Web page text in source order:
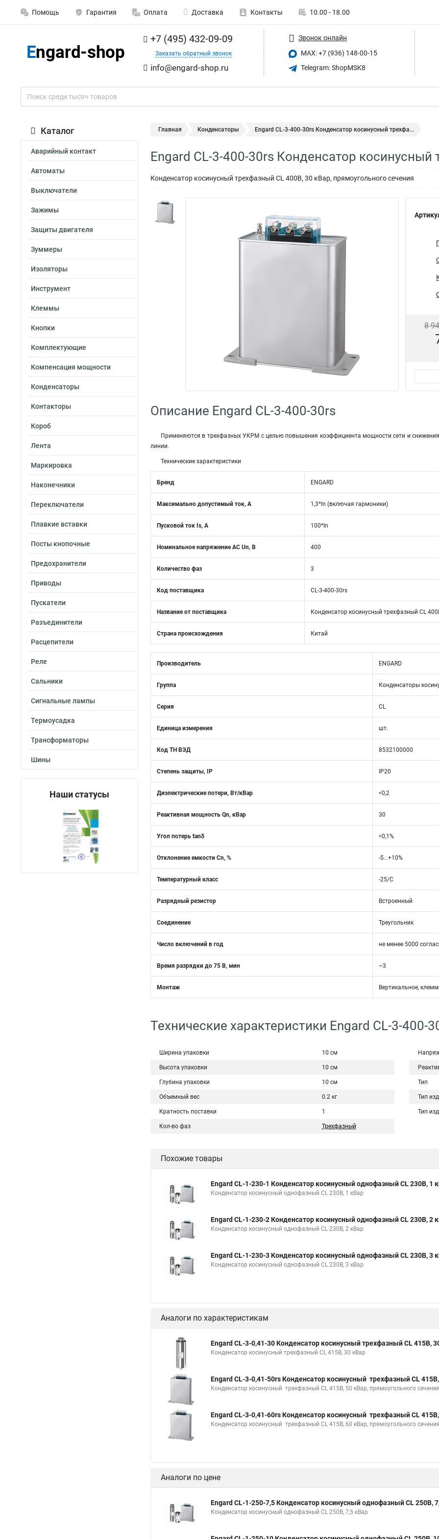
Помощь Гарантия Оплата Доставка Контакты 10.00 - 18.00
+7 (495) 432-09-09
Заказать обратный звонок
info@engard-shop.ru
Звонок онлайн
MAX: +7 (936) 148-00-15
Telegram: ShopMSK8
Каталог
Аварийный контакт
Автоматы
Выключатели
Зажимы
Защиты двигателя
Зуммеры
Изоляторы
Инструмент
Клеммы
Кнопки
Комплектующие
Компенсация мощности
Конденсаторы
Контакторы
Короб
Лента
Маркировка
Наконечники
Переключатели
Плавкие вставки
Посты кнопочные
Предохранители
Приводы
Пускатели
Разъединители
Расцепители
Реле
Сальники
Сигнальные лампы
Термоусадка
Трансформаторы
Шины
Наши статусы
Главная Конденсаторы Engard CL-3-400-30rs Конденсатор косинусный трехфа...
Engard CL-3-400-30rs Конденсатор
Конденсатор косинусный трехфазный CL 400В, 30 кВар, прямоугольного сечения
8
Описание Engard CL-3-400-30rs
Применяются в трехфазных УКРМ с целью повышения коэффициента мощности сети и
линии.
Технические характеристики
Бренд ENGARD
Максимально допустимый ток, А 1,3*ln (включая гармоники)
Пусковой ток Is, А 100*In
Номинальное напряжение АС Un, В 400
Количество фаз 3
Код поставщика CL-3-400-30rs
Название от поставщика Конденсатор косинусный трехфазный CL
Страна происхождения Китай
Производитель ENGARD
Группа Конденсаторы
Серия CL
Единица измерения шт.
Код ТН ВЭД 8532100000
Степень защиты, IP IP20
Диэлектрические потери, Вт/кВар <0,2
Реактивная мощность Qn, кВар 30
Угол потерь tanδ <0,1%
Отклонение емкости Cn, % -5...+10%
Температурный класс -25/С
Разрядный резистор Встроенный
Соединение Треугольник
Число включений в год не менее 5000
Время разрядки до 75 В, мин ~3
Монтаж Вертикальное,
Технические характеристики Engard CL-3-400-
Ширина упаковки 10 см
Высота упаковки 10 см
Глубина упаковки 10 см
Объемный вес 0.2 кг
Кратность поставки 1
Кол-во фаз Трехфазный
Тип
Тип
Тип
Похожие товары
Engard CL-1-230-1 Конденсатор косинусный однофазный CL 230В, 1
Конденсатор косинусный однофазный CL 230В, 1 кВар
Engard CL-1-230-2 Конденсатор косинусный однофазный CL 230В, 2
Конденсатор косинусный однофазный CL 230В, 2 кВар
Engard CL-1-230-3 Конденсатор косинусный однофазный CL 230В, 3
Конденсатор косинусный однофазный CL 230В, 3 кВар
Аналоги по характеристикам
Engard CL-3-0,41-30 Конденсатор косинусный трехфазный CL 415В,
Конденсатор косинусный трехфазный CL 415В, 30 кВар
Engard CL-3-0,41-50rs Конденсатор косинусный трехфазный CL
Конденсатор косинусный трехфазный CL 415В, 50 кВар, прямоугольного сечения
Engard CL-3-0,41-60rs Конденсатор косинусный трехфазный CL
Конденсатор косинусный трехфазный CL 415В, 60 кВар, прямоугольного сечения
Аналоги по цене
Engard CL-1-250-7,5 Конденсатор косинусный однофазный CL 250В,
Конденсатор косинусный однофазный CL 250В, 7,5 кВар